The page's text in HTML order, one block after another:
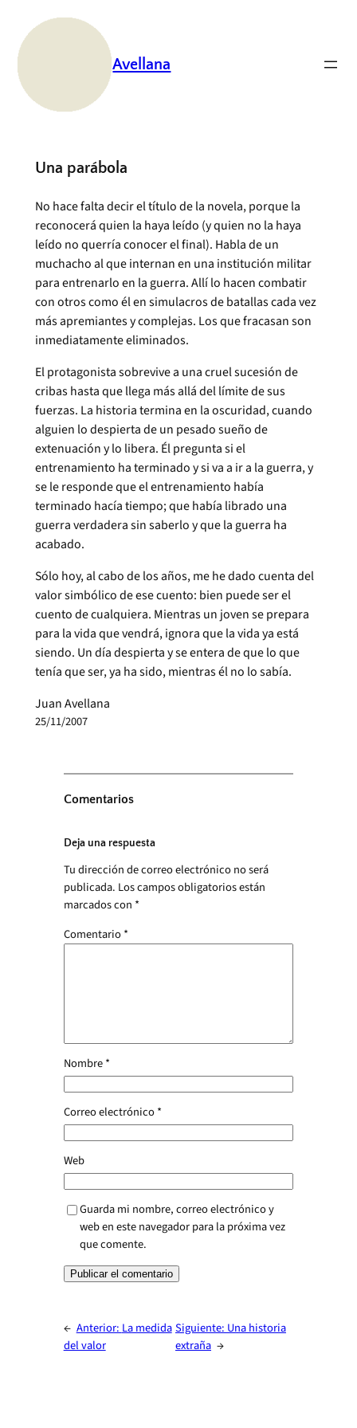
contenido
Avellana
Una parábola
No hace falta decir el título de la novela, porque la
reconocerá quien la haya leído (y quien no la haya
leído no querría conocer el final). Habla de un
muchacho al que internan en una institución militar
para entrenarlo en la guerra. Allí lo hacen combatir
con otros como él en simulacros de batallas cada vez
más apremiantes y complejas. Los que fracasan son
inmediatamente eliminados.
El protagonista sobrevive a una cruel sucesión de
cribas hasta que llega más allá del límite de sus
fuerzas. La historia termina en la oscuridad, cuando
alguien lo despierta de un pesado sueño de
extenuación y lo libera. Él pregunta si el
entrenamiento ha terminado y si va a ir a la guerra, y
se le responde que el entrenamiento había
terminado hacía tiempo; que había librado una
guerra verdadera sin saberlo y que la guerra ha
acabado.
Sólo hoy, al cabo de los años, me he dado cuenta del
valor simbólico de ese cuento: bien puede ser el
cuento de cualquiera. Mientras un joven se prepara
para la vida que vendrá, ignora que la vida ya está
siendo. Un día despierta y se entera de que lo que
tenía que ser, ya ha sido, mientras él no lo sabía.
Juan Avellana
25/11/2007
Comentarios
Deja una respuesta
Tu dirección de correo electrónico no será
publicada. Los campos obligatorios están
marcados con *
Comentario*
Nombre*
Correo electrónico*
Web
Guarda mi nombre, correo electrónico y
web en este navegador para la próxima vez
que comente.
← Anterior: La medida
del valor
Siguiente: Una historia
extraña →